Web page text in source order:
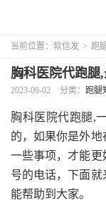
当前位置： 软信发 > 跑
胸科医院代跑腿
2023-09-02 分类： 跑腿
胸科医院代跑腿,
的，如果你是外
一些事项，才能
号的电话，下面
能帮助到大家。